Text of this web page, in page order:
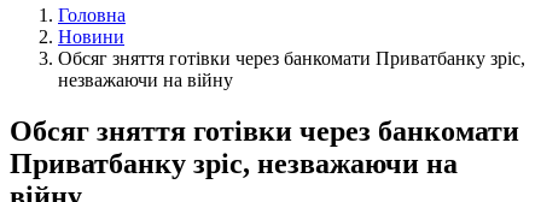
Головна
Новини
Обсяг зняття готівки через банкомати Приватбанку зріс,
незважаючи на війну
Обсяг зняття готівки через банкомати
Приватбанку зріс, незважаючи на